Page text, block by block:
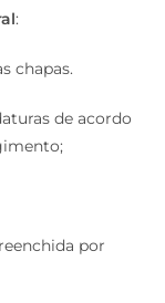
:
chapas.
de acordo
por